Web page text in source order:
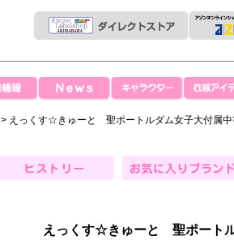
> えっくす☆きゅーと 聖ポートルダム女子大付属中
えっくす☆きゅーと 聖ポート